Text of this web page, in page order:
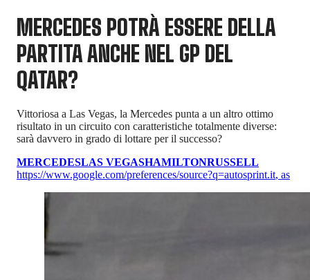
MERCEDES POTRÀ ESSERE DELLA
PARTITA ANCHE NEL GP DEL
QATAR?
Vittoriosa a Las Vegas, la Mercedes punta a un altro ottimo
risultato in un circuito con caratteristiche totalmente diverse:
sarà davvero in grado di lottare per il successo?
MERCEDESLAS VEGASHAMILTONRUSSELL
https://www.google.com/preferences/source?q=autosprint.it, as